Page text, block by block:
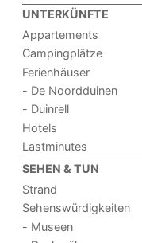
UNTERKÜNFTE
Appartements
Campingplätze
Ferienhäuser
- De Noordduinen
- Duinrell
Hotels
Lastminutes
SEHEN & TUN
Strand
Sehenswürdigkeiten
- Museen